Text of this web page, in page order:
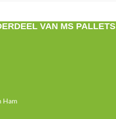
VAN MS PALLETS
Ham